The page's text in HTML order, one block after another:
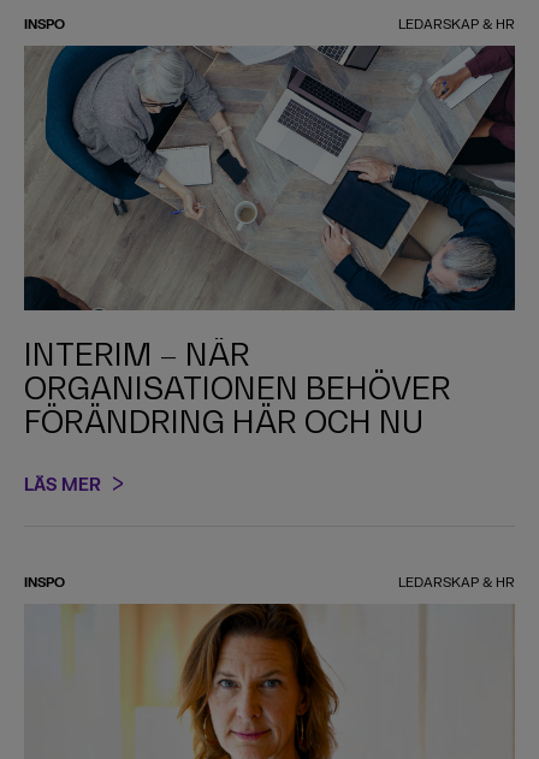
INSPO LEDARSKAP & HR
INTERIM – NÄR
ORGANISATIONEN BEHÖVER
FÖRÄNDRING HÄR OCH NU
LÄS MER
INSPO LEDARSKAP & HR